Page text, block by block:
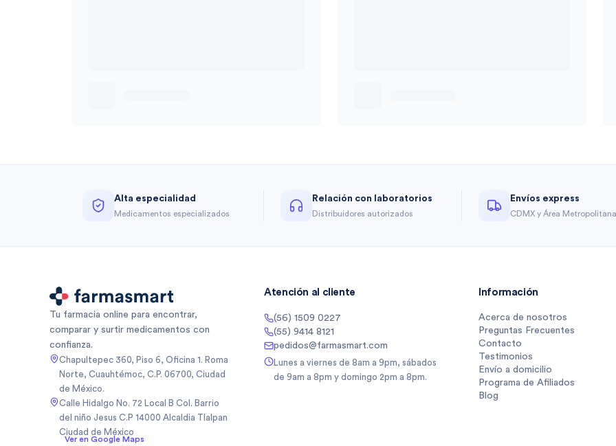
Alta especialidad
Medicamentos especializados
Relación con laboratorios
Distribuidores autorizados
Envíos express
CDMX y Área Metropolitana
Tu farmacia online para encontrar,
comparar y surtir medicamentos con
confianza.
Chapultepec 360, Piso 6, Oficina 1. Roma
Norte, Cuauhtémoc, C.P. 06700, Ciudad
de México.
Calle Hidalgo No. 72 Local B Col. Barrio
del niño Jesus C.P 14000 Alcaldia Tlalpan
Ciudad de México
Ver en Google Maps
Atención al cliente
(56) 1509 0227
(55) 9414 8121
pedidos@farmasmart.com
Lunes a viernes de 8am a 9pm, sábados
de 9am a 8pm y domingo 2pm a 8pm.
Información
Acerca de nosotros
Preguntas Frecuentes
Contacto
Testimonios
Envío a domicilio
Programa de Afiliados
Blog